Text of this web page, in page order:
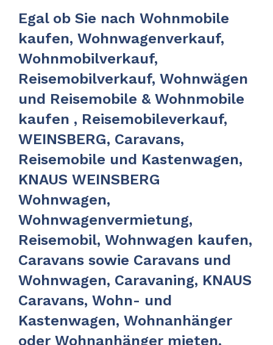
Egal ob Sie nach Wohnmobile
kaufen, Wohnwagenverkauf,
Wohnmobilverkauf,
Reisemobilverkauf, Wohnwägen
und Reisemobile & Wohnmobile
kaufen , Reisemobileverkauf,
WEINSBERG, Caravans,
Reisemobile und Kastenwagen,
KNAUS WEINSBERG
Wohnwagen,
Wohnwagenvermietung,
Reisemobil, Wohnwagen kaufen,
Caravans sowie Caravans und
Wohnwagen, Caravaning, KNAUS
Caravans, Wohn- und
Kastenwagen, Wohnanhänger
oder Wohnanhänger mieten,